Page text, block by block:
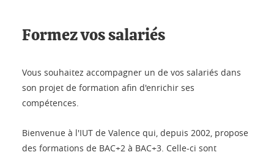
Formez vos salariés
Vous souhaitez accompagner un de vos salariés dans
son projet de formation afin d'enrichir ses
compétences.
Bienvenue à l'IUT de Valence qui, depuis 2002, propose
des formations de BAC+2 à BAC+3. Celle-ci sont